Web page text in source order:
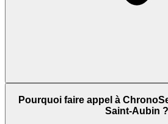
Pourquoi faire appel à
Saint-Aubin ?